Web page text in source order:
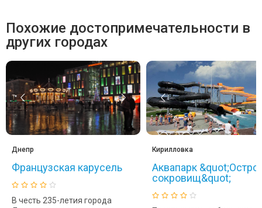
Похожие достопримечательности в
других городах
Днепр
Французская карусель
В честь 235-летия города
Кирилловка
Аквапарк
сокровищ&quot;